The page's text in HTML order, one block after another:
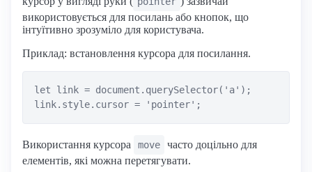
використовується для посилань або кнопок, що
інтуїтивно зрозуміло для користувача.
Приклад: встановлення курсора для посилання.
let link = document.querySelector('a');
Використання курсора move
часто доцільно для
елементів, які можна перетягувати.